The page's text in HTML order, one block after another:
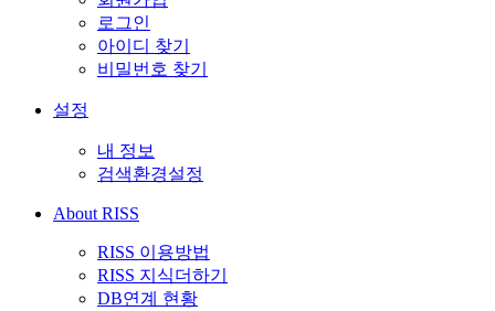
로그인
아이디 찾기
비밀번호 찾기
설정
내 정보
검색환경설정
About RISS
RISS 이용방법
RISS 지식더하기
DB연계 현황